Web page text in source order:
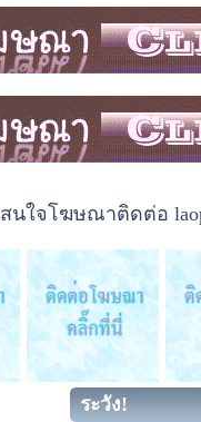
สนใจโฆษณาติดต่อ
ระวัง!